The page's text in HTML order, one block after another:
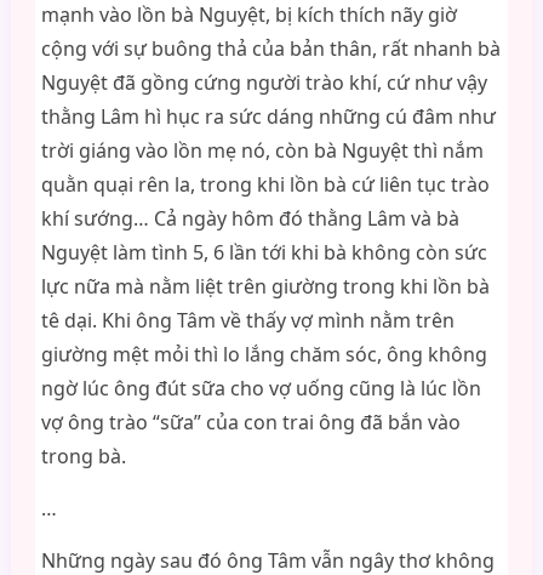
mạnh vào lồn bà Nguyệt, bị kích thích nãy giờ
cộng với sự buông thả của bản thân, rất nhanh bà
Nguyệt đã gồng cứng người trào khí, cứ như vậy
thằng Lâm hì hục ra sức dáng những cú đâm như
trời giáng vào lồn mẹ nó, còn bà Nguyệt thì nắm
quằn quại rên la, trong khi lồn bà cứ liên tục trào
khí sướng… Cả ngày hôm đó thằng Lâm và bà
Nguyệt làm tình 5, 6 lần tới khi bà không còn sức
lực nữa mà nằm liệt trên giường trong khi lồn bà
tê dại. Khi ông Tâm về thấy vợ mình nằm trên
giường mệt mỏi thì lo lắng chăm sóc, ông không
ngờ lúc ông đút sữa cho vợ uống cũng là lúc lồn
vợ ông trào “sữa” của con trai ông đã bắn vào
trong bà.
…
Những ngày sau đó ông Tâm vẫn ngây thơ không